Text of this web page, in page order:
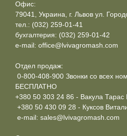
Офис:
79041, Украина, г. Львов ул.
тел.: (032) 259-01-41
бухгалтерия: (032) 259-01-42
e-mail: office@lvivagromash.com
Отдел продаж:
0-800-408-900 Звонки со всех
БЕСПЛАТНО
+380 50 303 24 86 - Вакула
+380 50 430 09 28 - Куксов
e-mail: sales@lvivagromash.com